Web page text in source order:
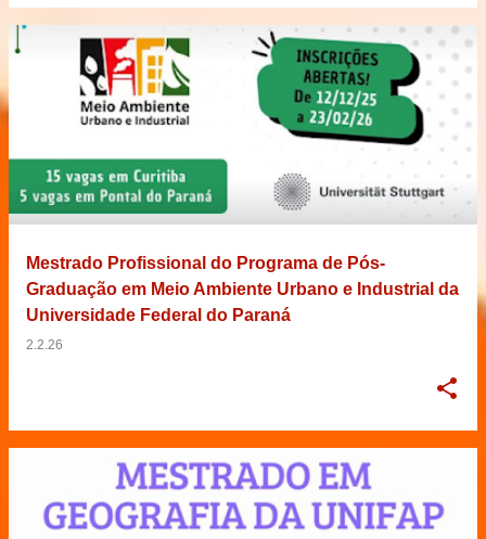
Mestrado Profissional do Programa de Pós-
Graduação em Meio Ambiente Urbano e Industrial da
Universidade Federal do Paraná
2.2.26